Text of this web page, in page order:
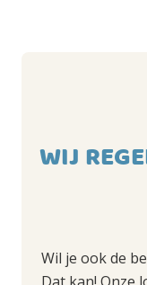
WIJ
Wil je ook de